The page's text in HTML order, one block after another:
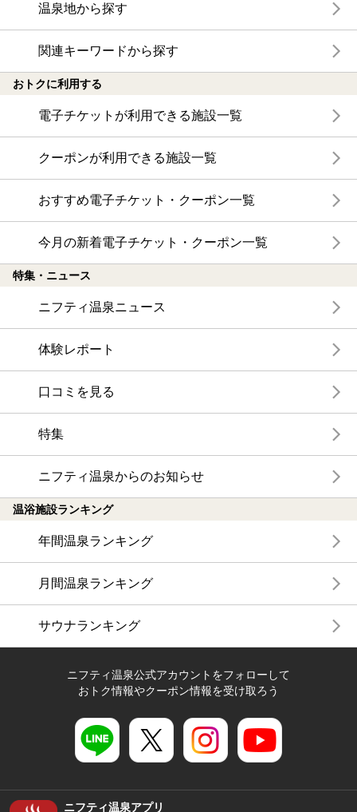
温泉地から探す
関連キーワードから探す
おトクに利用する
電子チケットが利用できる施設一覧
クーポンが利用できる施設一覧
おすすめ電子チケット・クーポン一覧
今月の新着電子チケット・クーポン一覧
特集・ニュース
ニフティ温泉ニュース
体験レポート
口コミを見る
特集
ニフティ温泉からのお知らせ
温浴施設ランキング
年間温泉ランキング
月間温泉ランキング
サウナランキング
ニフティ温泉公式アカウントをフォローして
おトク情報やクーポン情報を受け取ろう
ニフティ温泉アプリ